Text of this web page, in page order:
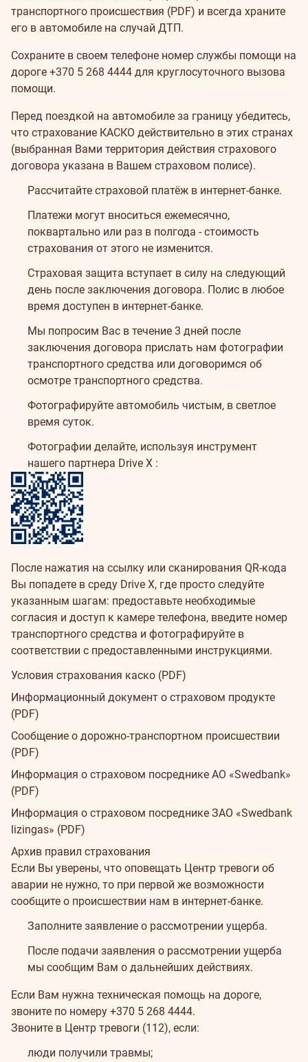
транспортного происшествия (PDF) и всегда храните
его в автомобиле на случай ДТП.
Сохраните в своем телефоне номер службы помощи на
дороге +370 5 268 4444 для круглосуточного вызова
помощи.
Перед поездкой на автомобиле за границу убедитесь,
что страхование КАСКО действительно в этих странах
(выбранная Вами территория действия страхового
договора указана в Вашем страховом полисе).
Как
оформить
страхование?
Рассчитайте страховой платёж в интернет-банке.
Платежи могут вноситься ежемесячно,
поквартально или раз в полгода - стоимость
страхования от этого не изменится.
Страховая защита вступает в силу на следующий
день после заключения договора. Полис в любое
время доступен в интернет-банке.
Mы попросим Вас в течение 3 дней после
заключения договора прислать нам фотографии
транспортного средства или договоримся об
осмотре транспортного средства.
Фотографируйте автомобиль чистым, в светлое
время суток.
Фотографии делайте, используя инструмент
нашего партнера Drive X :
После нажатия на ссылку или сканирования QR-кода
Вы попадете в среду Drive X, где просто следуйте
указанным шагам: предоставьте необходимые
согласия и доступ к камере телефона, введите номер
транспортного средства и фотографируйте в
соответствии с предоставленными инструкциями.
Условия
Условия страхования каско (PDF)
Информационный документ о страховом продукте
(PDF)
Cообщение о дорожно-транспортном происшествии
(PDF)
Информация о страховом посреднике АО «Swedbank»
(PDF)
Информация о страховом посреднике ЗАО «Swedbank
lizingas» (PDF)
Архив правил страхования
Если
произошла
авария
Если Вы уверены, что оповещать Центр тревоги об
аварии не нужно, то при первой же возможности
сообщите о происшествии нам в интернет-банке.
Заполните заявление о рассмотрении ущерба.
После подачи заявления о рассмотрении ущерба
мы сообщим Вам о дальнейших действиях.
Если Вам нужна техническая помощь на дороге,
звоните по номеру +370 5 268 4444.
Звоните в Центр тревоги (112), если:
люди получили травмы;